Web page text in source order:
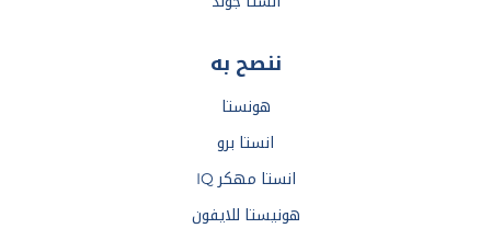
ننصح به
هونستا
انستا برو
انستا مهكر IQ
هونيستا للايفون